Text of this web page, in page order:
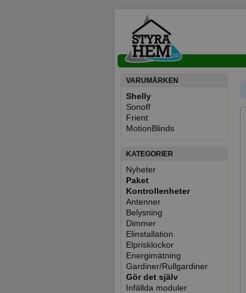
VARUMÄRKEN
Shelly
Sonoff
Frient
MotionBlinds
KATEGORIER
Nyheter
Paket
Kontrollenheter
Antenner
Belysning
Dimmer
Elinstallation
Elprisklockor
Energimätning
Gardiner/Rullgardiner
Gör det själv
Infällda moduler